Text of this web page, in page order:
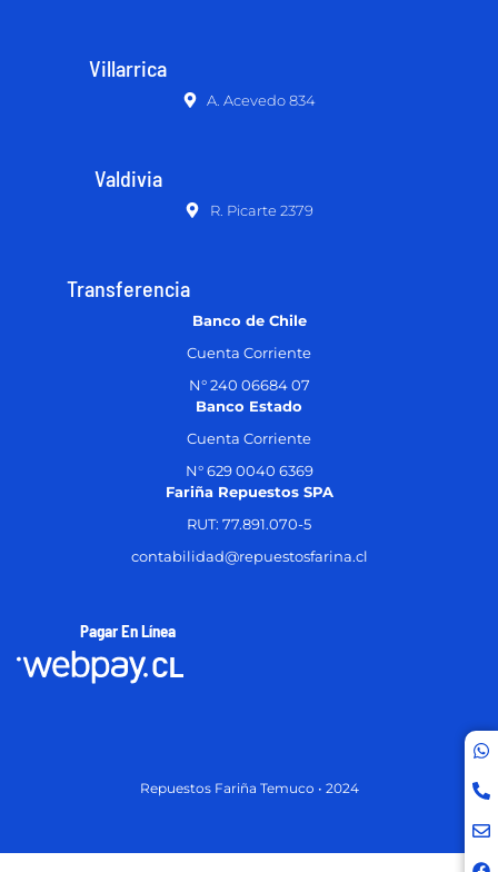
Villarrica
A. Acevedo 834
Valdivia
R. Picarte 2379
Transferencia
Banco de Chile
Cuenta Corriente
N° 240 06684 07
Banco Estado
Cuenta Corriente
N° 629 0040 6369
Fariña Repuestos SPA
RUT: 77.891.070-5
contabilidad@repuestosfarina.cl
Pagar En Línea
Repuestos Fariña Temuco • 2024